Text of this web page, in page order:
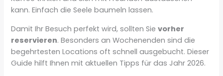
kann. Einfach die Seele baumeln lassen.
Damit Ihr Besuch perfekt wird, sollten Sievorher
reservieren. Besonders an Wochenenden sind die
begehrtesten Locations oft schnell ausgebucht. Dieser
Guide hilft Ihnen mit aktuellen Tipps für das Jahr 2026.